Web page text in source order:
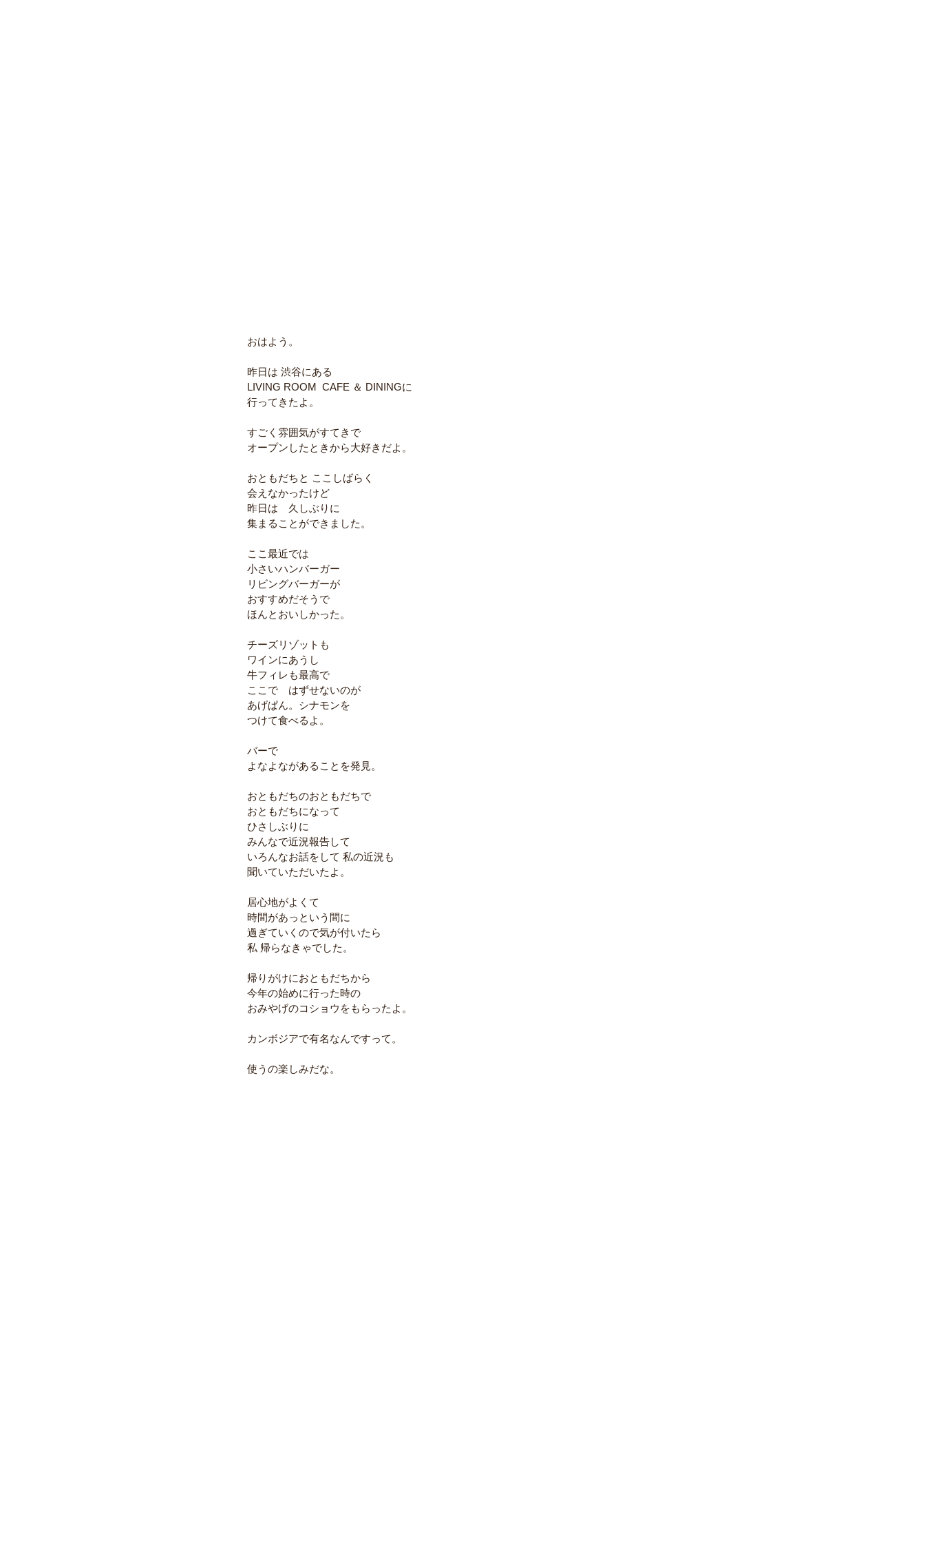
おはよう。
昨日は 渋谷にある
LIVING ROOM  CAFE ＆ DININGに
行ってきたよ。
すごく雰囲気がすてきで
オープンしたときから大好きだよ。
おともだちと ここしばらく
会えなかったけど
昨日は　久しぶりに
集まることができました。
ここ最近では
小さいハンバーガー
リビングバーガーが
おすすめだそうで
ほんとおいしかった。
チーズリゾットも
ワインにあうし
牛フィレも最高で
ここで　はずせないのが
あげぱん。シナモンを
つけて食べるよ。
バーで
よなよながあることを発見。
おともだちのおともだちで
おともだちになって
ひさしぶりに
みんなで近況報告して
いろんなお話をして 私の近況も
聞いていただいたよ。
居心地がよくて
時間があっという間に
過ぎていくので気が付いたら
私 帰らなきゃでした。
帰りがけにおともだちから
今年の始めに行った時の
おみやげのコショウをもらったよ。
カンボジアで有名なんですって。
使うの楽しみだな。